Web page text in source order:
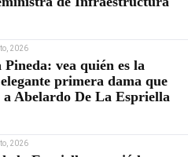
2026
vea quién es la
primera dama que
a Abelardo De La Espriella
2026